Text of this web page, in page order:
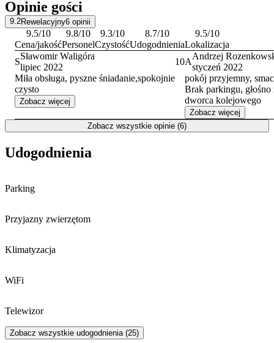
pobliżu hotelu znajduje się płatny parking.
Opinie gości
9.2Rewelacyjny6 opinii
9.5/10
Cena/jakość
9.8/10
Personel
9.3/10
Czystość
8.7/10
Udogodnienia
9.5/10
Lokalizacja
S
Sławomir Waligóra
lipiec 2022
10
Miła obsługa, pyszne śniadanie,spokojnie
czysto
Zobacz więcej
A
Andrzej
styczeń 2022
pokój przyjemny,
Brak parkingu,
dworca kolejowego
Zobacz więcej
Zobacz wszystkie opinie (6)
Udogodnienia
Parking
Przyjazny zwierzętom
Klimatyzacja
WiFi
Telewizor
Zobacz wszystkie udogodnienia (25)